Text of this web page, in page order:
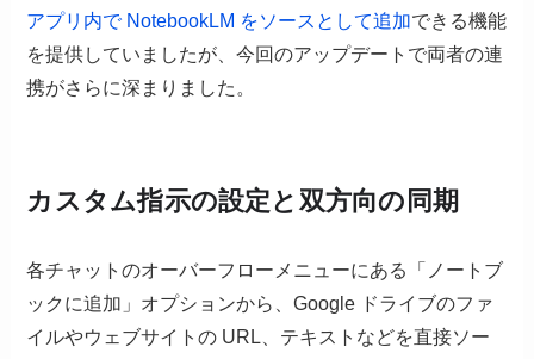
アプリ内で NotebookLM をソースとして追加できる機能
を提供していましたが、今回のアップデートで両者の連
携がさらに深まりました。
カスタム指示の設定と双方向の同期
各チャットのオーバーフローメニューにある「ノートブ
ックに追加」オプションから、Google ドライブのファ
イルやウェブサイトの URL、テキストなどを直接ソー